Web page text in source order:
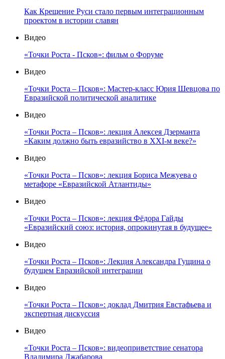
Как Крещение Руси стало первым интеграционным
проектом в истории славян
Видео
«Точки Роста - Псков»: фильм о Форуме
Видео
«Точки Роста – Псков»: Мастер-класс Юрия Шевцова по
Евразийской политической аналитике
Видео
«Точки Роста – Псков»: лекция Алексея Дзерманта
«Каким должно быть евразийство в XXI-м веке?»
Видео
«Точки Роста – Псков»: лекция Бориса Межуева о
метафоре «Евразийской Атлантиды»
Видео
«Точки Роста – Псков»: лекция Фёдора Гайды
«Евразийский союз: история, опрокинутая в будущее»
Видео
«Точки Роста – Псков»: Лекция Александра Гущина о
будущем Евразийской интеграции
Видео
«Точки Роста – Псков»: доклад Дмитрия Евстафьева и
экспертная дискуссия
Видео
«Точки Роста – Псков»: видеоприветствие сенатора
Владимира Джабарова